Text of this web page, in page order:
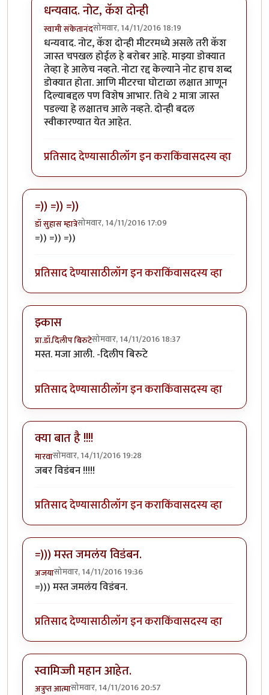
धन्यवाद. नोट, कॅश दोन्ही
स्वामी संकेतानंदसोमवार, 14/11/2016 18:19
In reply toविडंबन एक्क्क नंबर झालंय!byवेल्लाभट
धन्यवाद. नोट, कॅश दोन्ही मीटरमध्ये असले तरी कॅश
जास्त चपखल होईल हे बरोबर आहे. माझ्या डोक्यात
तेव्हा हे आलेच नव्हते. नोटा रद्द केल्याने नोट हाच शब्द
डोक्यात होता. आणि मीटरचा घोटाळा लक्षात आणून
दिल्याबद्दल पण विशेष आभार. तिथे 2 मात्रा जास्त
पडल्या हे लक्षातच आले नव्हते. दोन्ही बदल
स्वीकारण्यात येत आहेत.
प्रतिसाद देण्यासाठीलॉग इन कराकिंवासदस्य व्हा
=)) =)) =))
डॉ सुहास म्हात्रेसोमवार, 14/11/2016 17:09
=)) =)) =))
प्रतिसाद देण्यासाठीलॉग इन कराकिंवासदस्य व्हा
झ्कास
प्रा.डॉ.दिलीप बिरुटेसोमवार, 14/11/2016 18:37
मस्त. मजा आली. -दिलीप बिरुटे
प्रतिसाद देण्यासाठीलॉग इन कराकिंवासदस्य व्हा
क्या बात है !!!!
मारवासोमवार, 14/11/2016 19:28
जबर विडंबन !!!!!
प्रतिसाद देण्यासाठीलॉग इन कराकिंवासदस्य व्हा
=))) मस्त जमलंय विडंबन.
अजयासोमवार, 14/11/2016 19:36
=))) मस्त जमलंय विडंबन.
प्रतिसाद देण्यासाठीलॉग इन कराकिंवासदस्य व्हा
स्वामिज्जी महान आहेत.
अत्रुप्त आत्मासोमवार, 14/11/2016 20:57